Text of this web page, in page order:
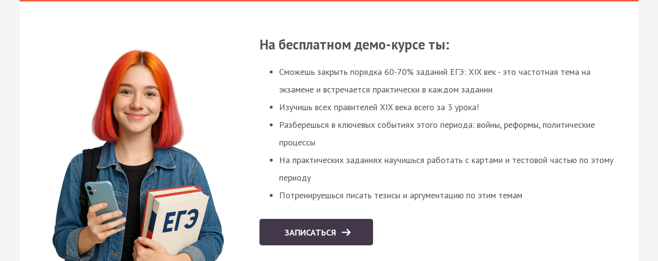
На бесплатном демо-курсе ты:
Сможешь закрыть порядка 60-70% заданий ЕГЭ: XIX век - это частотная тема на
экзамене и встречается практически в каждом задании
Изучишь всех правителей XIX века всего за 3 урока!
Разберешься в ключевых событиях этого периода: войны, реформы, политические
процессы
На практических заданиях научишься работать с картами и тестовой частью по этому
периоду
Потренируешься писать тезисы и аргументацию по этим темам
ЗАПИСАТЬСЯ